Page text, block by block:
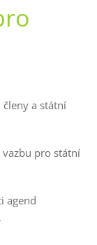
a státní
pro státní
agend